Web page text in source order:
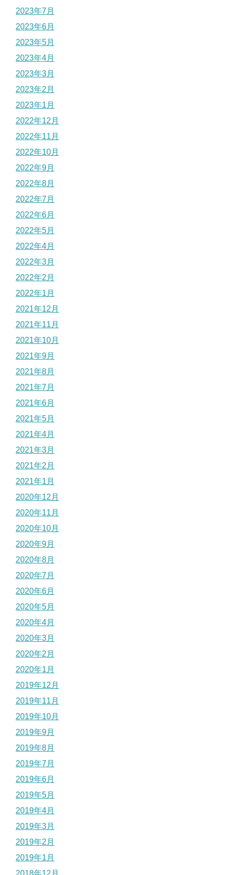
2023年7月
2023年6月
2023年5月
2023年4月
2023年3月
2023年2月
2023年1月
2022年12月
2022年11月
2022年10月
2022年9月
2022年8月
2022年7月
2022年6月
2022年5月
2022年4月
2022年3月
2022年2月
2022年1月
2021年12月
2021年11月
2021年10月
2021年9月
2021年8月
2021年7月
2021年6月
2021年5月
2021年4月
2021年3月
2021年2月
2021年1月
2020年12月
2020年11月
2020年10月
2020年9月
2020年8月
2020年7月
2020年6月
2020年5月
2020年4月
2020年3月
2020年2月
2020年1月
2019年12月
2019年11月
2019年10月
2019年9月
2019年8月
2019年7月
2019年6月
2019年5月
2019年4月
2019年3月
2019年2月
2019年1月
2018年12月